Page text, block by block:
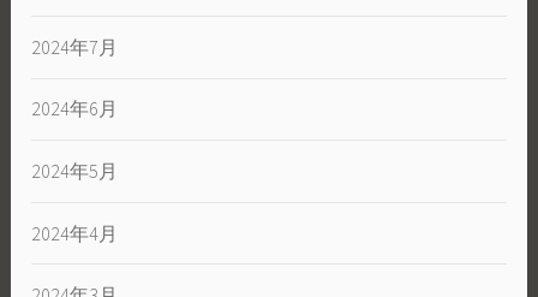
2024年7月
2024年6月
2024年5月
2024年4月